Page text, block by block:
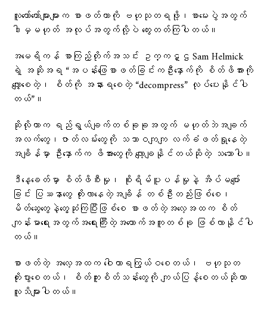
လူတော်တော်များများက စာဖတ်တာကို ဗဟုသုတရဖို့၊စာမေးပွဲအတွက်
ဒါမှမဟုတ် အလုပ်အတွက်လို့ပဲ တွေးတတ်ကြပါတယ်။
အမေရိကန် စာကြည့်တိုက်အသင်း ဥက္ကဋ္ဌ Sam Helmick
ရဲ့ အဆိုအရ “အပန်းဖြေစာဖတ်ခြင်းကဦးနှောက်ကို စိတ်ဖိအားကို
လျှော့စေတဲ့၊ စိတ်ကို အနားရ‌စေတဲ့ “decompress” လုပ်ပေးနိုင်ပါ
တယ်”။
ဆိုလိုတာက ရည်ရွယ်ချက်တစ်ခုခုအတွက် မဟုတ်ဘဲအချက်
အလက်တွေ၊ဇာတ်လမ်းတွေကို သဘာဝကျကျ လက်ခံဖတ်ရှုနေတဲ့
အချိန်မှာ ဦးနှောက်က ဖိအားတွေကို လျော့ချနိုင်တယ်ဆိုတဲ့ သဘောပါ။
ဒီနေ့ခေတ်မှာ စိတ်ဖိစီးမှု၊ စိုးရိမ်ပူပန်မှုနဲ့ အိပ်မပျော်
ခြင်း ပြဿနာတွေ တိုးလာနေတဲ့အချိန် တစ်ဦးတည်းဖြစ်စေ၊
မိတ်ဆွေတွေနဲ့တွေ့ဆုံကြပြီးဖြစ်စေ စာဖတ်တဲ့အလေ့အထက စိတ်
ကျန်းမာရေးအတွက်အရေးကြီးတဲ့အထောက်အကူတစ်ခု ဖြစ်လာနိုင်ပါ
တယ်။
စာဖတ်တဲ့ အလေ့အထက ဝေါဟာရကြွယ်ဝစေတယ်၊ ဗဟုသုတ
တိုးပွားစေတယ်၊ စိတ်ကူးစိတ်သန်းတွေကို ကျယ်ပြန့်စေတယ်ဆိုတာ
လူသိများပါတယ်။